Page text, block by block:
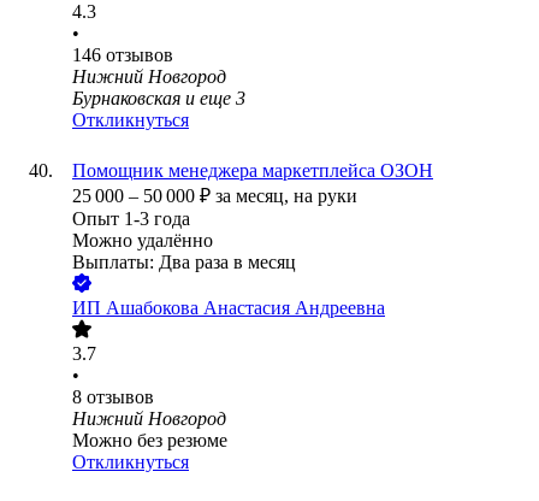
4.3
•
146 отзывов
Нижний Новгород
Бурнаковская и еще 3
Откликнуться
Помощник менеджера маркетплейса ОЗОН
25 000 – 50 000 ₽ за месяц, на руки
Опыт 1-3 года
Можно удалённо
Выплаты: Два раза в месяц
ИП Ашабокова Анастасия Андреевна
3.7
•
8 отзывов
Нижний Новгород
Можно без резюме
Откликнуться